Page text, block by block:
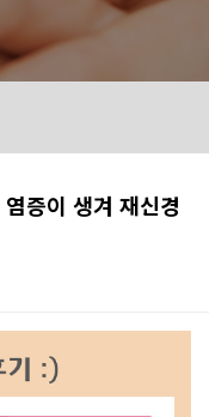
증이 생겨 재신경